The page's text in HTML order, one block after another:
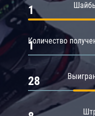
1
Количество
1
28